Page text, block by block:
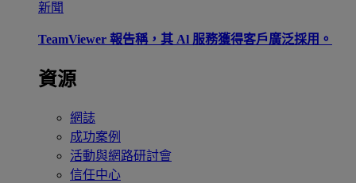
新聞
TeamViewer 報告稱，其 Al 服務獲得客戶廣泛採用。
資源
網誌
成功案例
活動與網路研討會
信任中心